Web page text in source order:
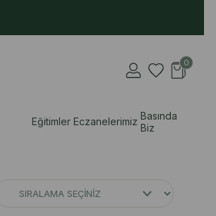
0
Eğitimler Eczanelerimiz Basında
Biz